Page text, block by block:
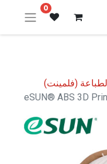
0
(فلمينت)
eSUN® ABS 3D